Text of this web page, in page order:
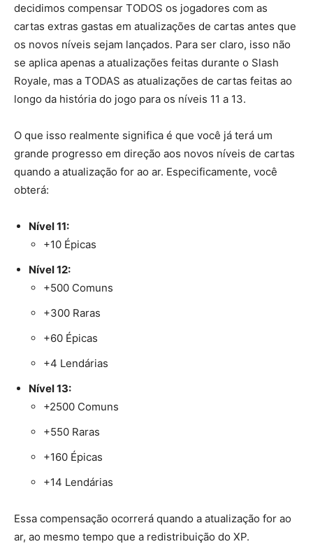
decidimos compensar TODOS os jogadores com as
cartas extras gastas em atualizações de cartas antes que
os novos níveis sejam lançados. Para ser claro, isso não
se aplica apenas a atualizações feitas durante o Slash
Royale, mas a TODAS as atualizações de cartas feitas ao
longo da história do jogo para os níveis 11 a 13.
O que isso realmente significa é que você já terá um
grande progresso em direção aos novos níveis de cartas
quando a atualização for ao ar. Especificamente, você
obterá:
Nível 11:
+10 Épicas
Nível 12:
+500 Comuns
+300 Raras
+60 Épicas
+4 Lendárias
Nível 13:
+2500 Comuns
+550 Raras
+160 Épicas
+14 Lendárias
Essa compensação ocorrerá quando a atualização for ao
ar, ao mesmo tempo que a redistribuição do XP.